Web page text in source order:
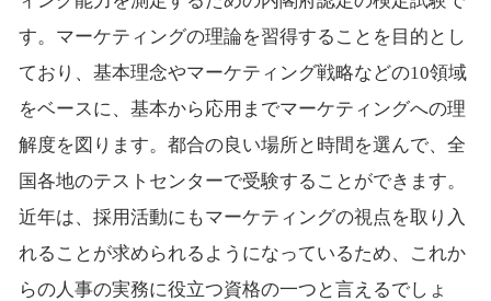
す。マーケティングの理論を習得することを目的とし
ており、基本理念やマーケティング戦略などの10領域
をベースに、基本から応用までマーケティングへの理
解度を図ります。都合の良い場所と時間を選んで、全
国各地のテストセンターで受験することができます。
近年は、採用活動にもマーケティングの視点を取り入
れることが求められるようになっているため、これか
らの人事の実務に役立つ資格の一つと言えるでしょ